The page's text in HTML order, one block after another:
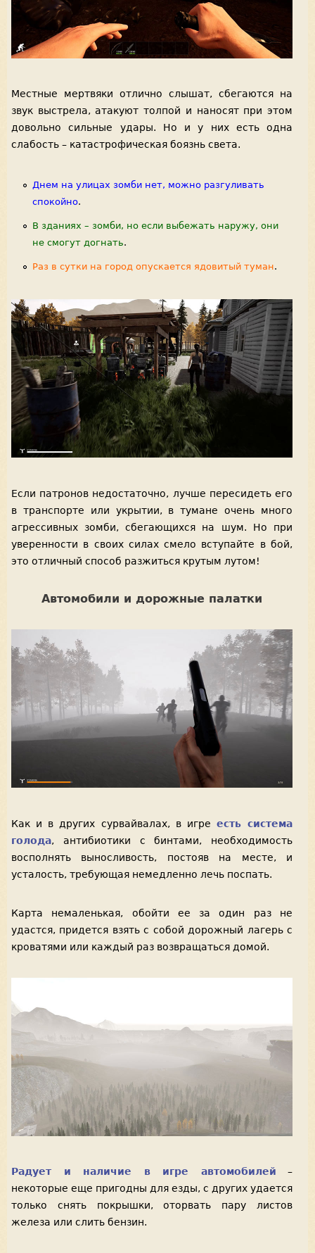
Местные мертвяки отлично слышат, сбегаются на
звук выстрела, атакуют толпой и наносят при этом
довольно сильные удары. Но и у них есть одна
слабость – катастрофическая боязнь света.
Днем на улицах зомби нет, можно разгуливать
спокойно.
В зданиях – зомби, но если выбежать наружу, они
не смогут догнать.
Раз в сутки на город опускается ядовитый туман.
Если патронов недостаточно, лучше пересидеть его
в транспорте или укрытии, в тумане очень много
агрессивных зомби, сбегающихся на шум. Но при
уверенности в своих силах смело вступайте в бой,
это отличный способ разжиться крутым лутом!
Автомобили и дорожные палатки
Как и в других сурвайвалах, в игре есть система
голода, антибиотики с бинтами, необходимость
восполнять выносливость, постояв на месте, и
усталость, требующая немедленно лечь поспать.
Карта немаленькая, обойти ее за один раз не
удастся, придется взять с собой дорожный лагерь с
кроватями или каждый раз возвращаться домой.
Радует и наличие в игре автомобилей –
некоторые еще пригодны для езды, с других удается
только снять покрышки, оторвать пару листов
железа или слить бензин.